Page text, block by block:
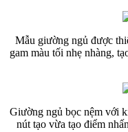
Mẫu giường ngủ được
gam màu tối nhẹ nhàng,
Giường ngủ bọc nệm với
nút tạo vừa tạo điểm